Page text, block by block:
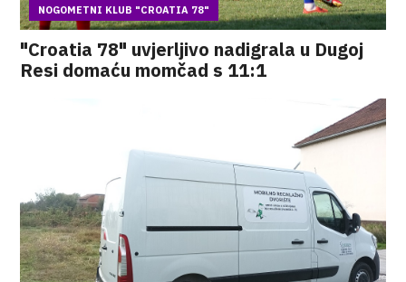
NOGOMETNI KLUB "CROATIA 78"
"Croatia 78" uvjerljivo nadigrala u Dugoj
Resi domaću momčad s 11:1